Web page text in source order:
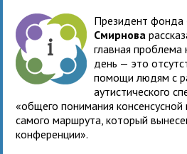
Президент
Смирнова
главная проблема
день — это
помощи людям с
аутистического
«общего понимания консенсусной
самого маршрута, который
конференции».